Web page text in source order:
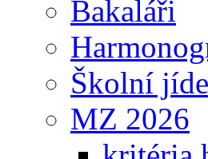
Bakaláři
Školní
MZ 2026